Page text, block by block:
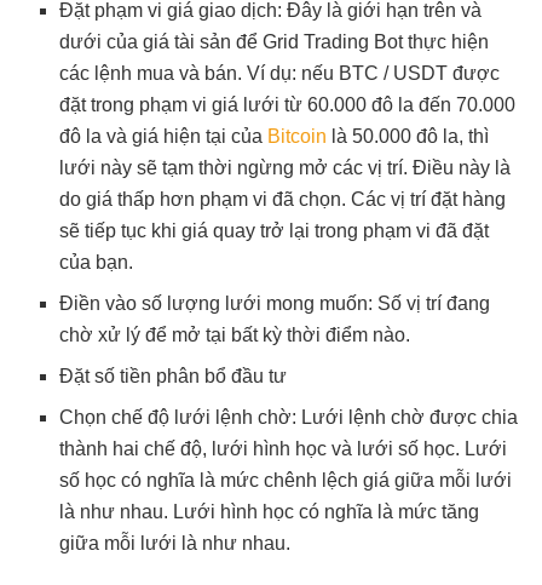
Đặt phạm vi giá giao dịch: Đây là giới hạn trên và
dưới của giá tài sản để Grid Trading Bot thực hiện
các lệnh mua và bán. Ví dụ: nếu BTC / USDT được
đặt trong phạm vi giá lưới từ 60.000 đô la đến 70.000
đô la và giá hiện tại của Bitcoin là 50.000 đô la, thì
lưới này sẽ tạm thời ngừng mở các vị trí. Điều này là
do giá thấp hơn phạm vi đã chọn. Các vị trí đặt hàng
sẽ tiếp tục khi giá quay trở lại trong phạm vi đã đặt
của bạn.
Điền vào số lượng lưới mong muốn: Số vị trí đang
chờ xử lý để mở tại bất kỳ thời điểm nào.
Đặt số tiền phân bổ đầu tư
Chọn chế độ lưới lệnh chờ: Lưới lệnh chờ được chia
thành hai chế độ, lưới hình học và lưới số học. Lưới
số học có nghĩa là mức chênh lệch giá giữa mỗi lưới
là như nhau. Lưới hình học có nghĩa là mức tăng
giữa mỗi lưới là như nhau.